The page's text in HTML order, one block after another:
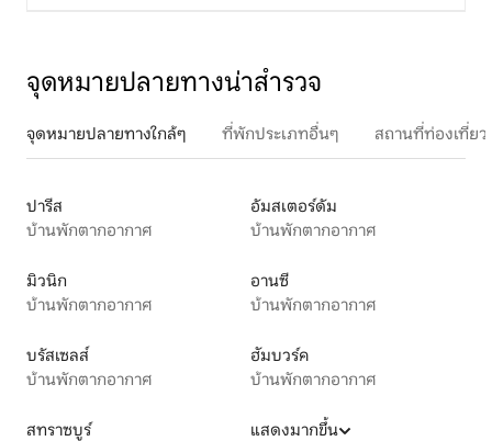
จุดหมายปลายทางน่าสำรวจ
จุดหมายปลายทางใกล้ๆ ที่พักประเภทอื่นๆ สถานที่ท่องเที่ย
ปารีส
บ้านพักตากอากาศ
อัมสเตอร์ดัม
บ้านพักตากอากาศ
มิวนิก
บ้านพักตากอากาศ
อานซี
บ้านพักตากอากาศ
บรัสเซลส์
บ้านพักตากอากาศ
ฮัมบวร์ค
บ้านพักตากอากาศ
สทราซบูร์
แสดงมากขึ้น